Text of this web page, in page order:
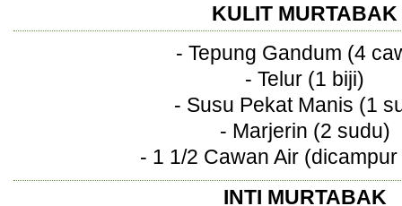
KULIT MURTABAK
- Tepung Gandum (4
- Telur (1 biji)
- Susu Pekat Manis (1
- Marjerin (2 sudu)
- 1 1/2 Cawan Air
INTI MURTABAK